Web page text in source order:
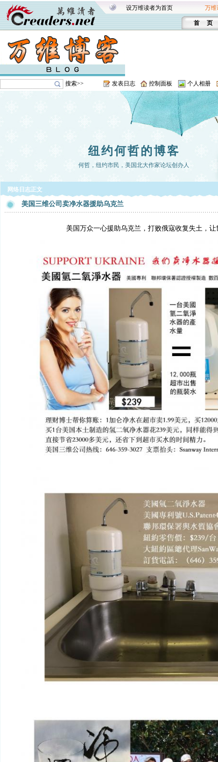
设万维读者为首页 万维
首 页
搜索>> 发表日志 控制面板 个人相册
纽约何哲的博客
何哲，纽约市民，美国北大作家论坛创办人
网络日志正文
美国三维公司卖净水器援助乌克兰
美国万众一心援助乌克兰，打败俄寇收复失土，